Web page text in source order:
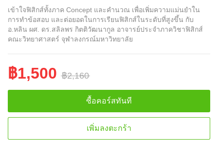
เข้าใจฟิสิกส์ทั้งภาค Concept และคำนวณ เพื่อเพิ่มความแม่นยำใน
การทำข้อสอบ และต่อยอดในการเรียนฟิสิกส์ในระดับที่สูงขึ้น กับ
อ.หลิน ผศ. ดร.สลิลพร กิตติวัฒนากูล อาจารย์ประจำภาควิชาฟิสิกส์
คณะวิทยาศาสตร์ จุฬาลงกรณ์มหาวิทยาลัย
฿1,500 ฿2,160
ซื้อคอร์สทันที
เพิ่มลงตะกร้า